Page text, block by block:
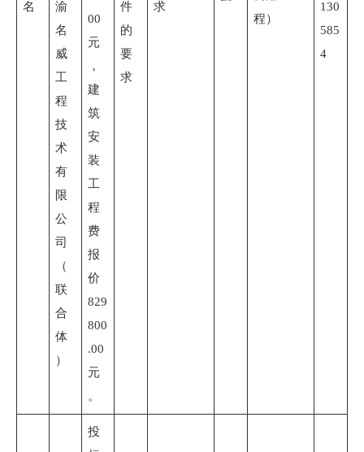
名
渝
名
威
工
程
技
术
有
限
公
司
（
联
合
体
）
00
元
，
建
筑
安
装
工
程
费
报
价
829
800
.00
元
。
件
的
要
求
求
程）
130
585
4
投